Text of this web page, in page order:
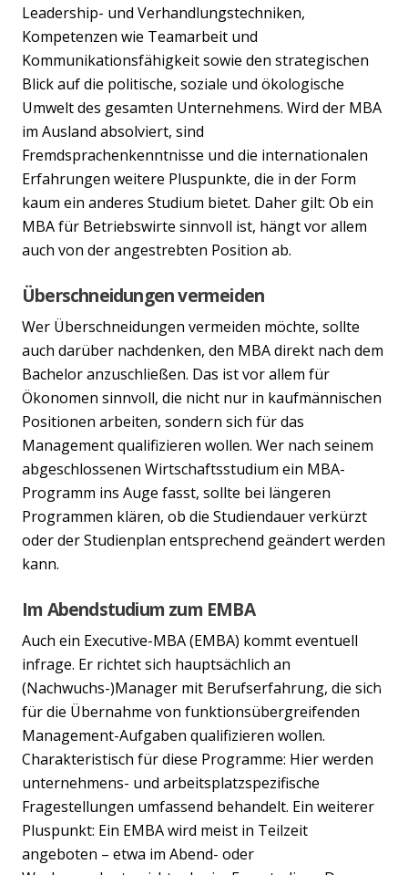
Previous Next
Leadership- und Verhandlungstechniken,
Kompetenzen wie Teamarbeit und
Kommunikationsfähigkeit sowie den strategischen
Blick auf die politische, soziale und ökologische
Umwelt des gesamten Unternehmens. Wird der MBA
im Ausland absolviert, sind
Fremdsprachenkenntnisse und die internationalen
Erfahrungen weitere Pluspunkte, die in der Form
kaum ein anderes Studium bietet. Daher gilt: Ob ein
MBA für Betriebswirte sinnvoll ist, hängt vor allem
auch von der angestrebten Position ab.
Überschneidungen vermeiden
Wer Überschneidungen vermeiden möchte, sollte
auch darüber nachdenken, den MBA direkt nach dem
Bachelor anzuschließen. Das ist vor allem für
Ökonomen sinnvoll, die nicht nur in kaufmännischen
Positionen arbeiten, sondern sich für das
Management qualifizieren wollen. Wer nach seinem
abgeschlossenen Wirtschaftsstudium ein MBA-
Programm ins Auge fasst, sollte bei längeren
Programmen klären, ob die Studiendauer verkürzt
oder der Studienplan entsprechend geändert werden
kann.
Im Abendstudium zum EMBA
Auch ein Executive-MBA (EMBA) kommt eventuell
infrage. Er richtet sich hauptsächlich an
(Nachwuchs-)Manager mit Berufserfahrung, die sich
für die Übernahme von funktionsübergreifenden
Management-Aufgaben qualifizieren wollen.
Charakteristisch für diese Programme: Hier werden
unternehmens- und arbeitsplatzspezifische
Fragestellungen umfassend behandelt. Ein weiterer
Pluspunkt: Ein EMBA wird meist in Teilzeit
angeboten – etwa im Abend- oder